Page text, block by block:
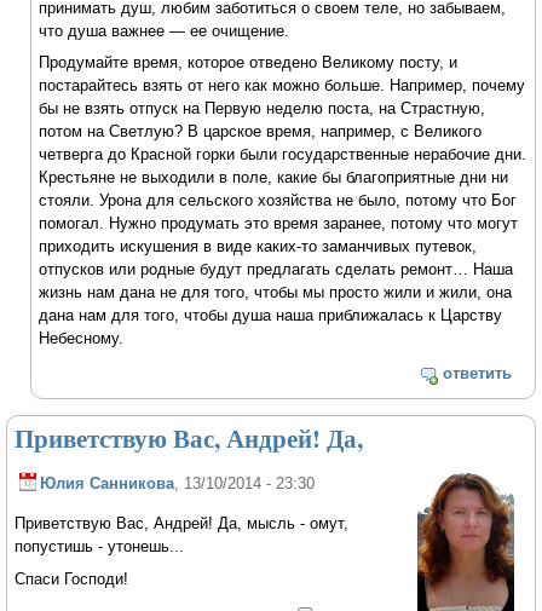
принимать душ, любим заботиться о своем теле, но забываем,
что душа важнее — ее очищение.
Продумайте время, которое отведено Великому посту, и
постарайтесь взять от него как можно больше. Например, почему
бы не взять отпуск на Первую неделю поста, на Страстную,
потом на Светлую? В царское время, например, с Великого
четверга до Красной горки были государственные нерабочие дни.
Крестьяне не выходили в поле, какие бы благоприятные дни ни
стояли. Урона для сельского хозяйства не было, потому что Бог
помогал. Нужно продумать это время заранее, потому что могут
приходить искушения в виде каких-то заманчивых путевок,
отпусков или родные будут предлагать сделать ремонт… Наша
жизнь нам дана не для того, чтобы мы просто жили и жили, она
дана нам для того, чтобы душа наша приближалась к Царству
Небесному.
ответить
Приветствую Вас, Андрей! Да,
Юлия Санникова, 13/10/2014 - 23:30
Приветствую Вас, Андрей! Да, мысль - омут,
попустишь - утонешь...
Спаси Господи!